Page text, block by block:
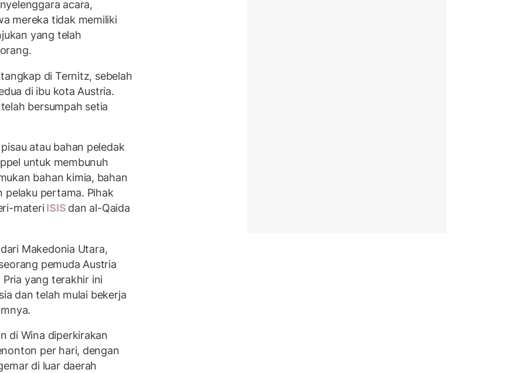
acara,
mereka tidak memiliki
yang telah
di Ternitz, sebelah
di ibu kota Austria.
bersumpah setia
atau bahan peledak
untuk membunuh
bahan kimia, bahan
pelaku pertama. Pihak
materiISIS dan al-Qaida
Makedonia Utara,
pemuda Austria
yang terakhir ini
dan telah mulai bekerja
di Wina diperkirakan
per hari, dengan
di luar daerah